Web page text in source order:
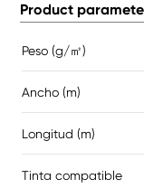
Product
Peso (g/㎡)
Ancho (m)
Longitud (m)
Tinta compatible